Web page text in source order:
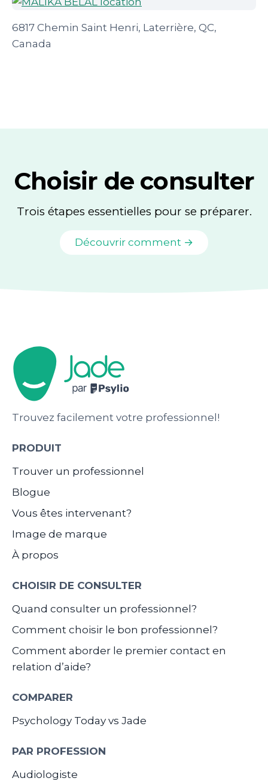
6817 Chemin Saint Henri, Laterrière, QC,
Canada
Choisir de consulter
Trois étapes essentielles pour se préparer.
Découvrir comment →
Trouvez facilement votre professionnel!
PRODUIT
Trouver un professionnel
Blogue
Vous êtes intervenant?
Image de marque
À propos
CHOISIR DE CONSULTER
Quand consulter un professionnel?
Comment choisir le bon professionnel?
Comment aborder le premier contact en
relation d’aide?
COMPARER
Psychology Today vs Jade
PAR PROFESSION
Audiologiste